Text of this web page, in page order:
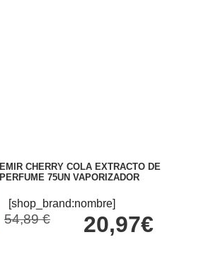
EMIR CHERRY COLA EXTRACTO DE
PERFUME 75UN VAPORIZADOR
[shop_brand:nombre]
54,89 € 20,97€